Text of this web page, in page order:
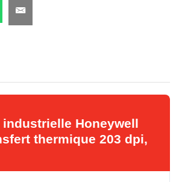
Honeywell
thermique 203 dpi,